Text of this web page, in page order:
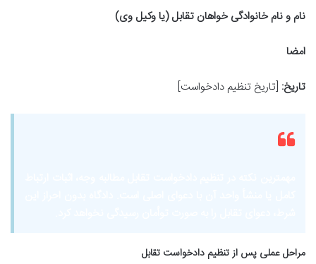
نام و نام خانوادگی خواهان تقابل (یا وکیل وی)
امضا
تاریخ: [تاریخ تنظیم دادخواست]
مراحل عملی پس از تنظیم دادخواست تقابل